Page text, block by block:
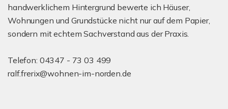
handwerklichem Hintergrund bewerte ich Häuser,
Wohnungen und Grundstücke nicht nur auf dem Papier,
sondern mit echtem Sachverstand aus der Praxis.
Telefon: 04347 - 73 03 499
ralf.frerix@wohnen-im-norden.de